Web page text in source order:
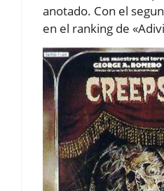
anotado. Con el
en el ranking de